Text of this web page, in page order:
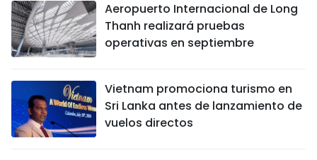
Aeropuerto Internacional de Long
Thanh realizará pruebas
operativas en septiembre
Vietnam promociona turismo en
Sri Lanka antes de lanzamiento de
vuelos directos